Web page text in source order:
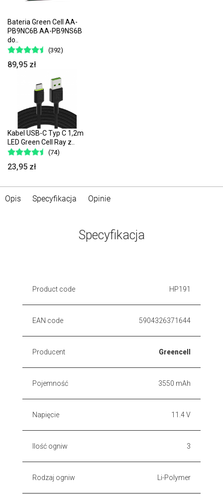
Bateria Green Cell AA-
PB9NC6B AA-PB9NS6B
do..
(392)
89,95 zł
Kabel USB-C Typ C 1,2m
LED Green Cell Ray z..
(74)
23,95 zł
Opis Specyfikacja Opinie
Specyfikacja
Product code HP191
EAN code 5904326371644
Producent Greencell
Pojemność 3550 mAh
Napięcie 11.4 V
Ilość ogniw 3
Rodzaj ogniw Li-Polymer